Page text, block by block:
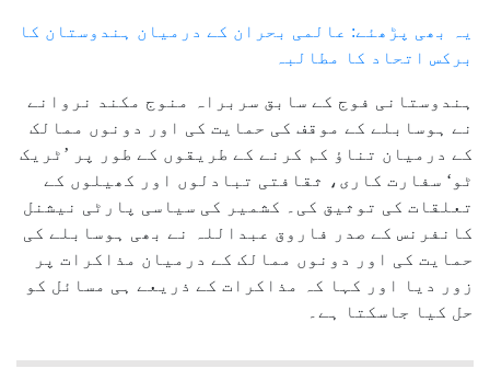
یہ بھی پڑھئے: عالمی بحران کے درمیان ہندوستان کا
برکس اتحاد کا مطالبہ
ہندوستانی فوج کے سابق سربراہ منوج مکند نروانے
نے ہوسابلے کے موقف کی حمایت کی اور دونوں ممالک
کے درمیان تناؤ کم کرنے کے طریقوں کے طور پر ’ٹریک
ٹو‘ سفارت کاری، ثقافتی تبادلوں اور کھیلوں کے
تعلقات کی توثیق کی۔ کشمیر کی سیاسی پارٹی نیشنل
کانفرنس کے صدر فاروق عبداللہ نے بھی ہوسابلے کی
حمایت کی اور دونوں ممالک کے درمیان مذاکرات پر
زور دیا اور کہا کہ مذاکرات کے ذریعے ہی مسائل کو
حل کیا جاسکتا ہے۔